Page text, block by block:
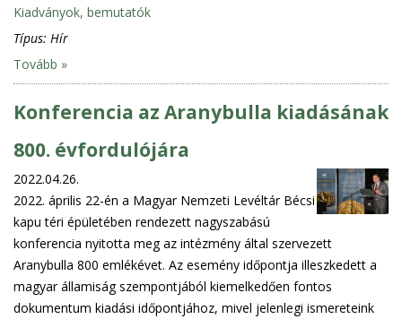
Kiadványok, bemutatók
Típus: Hír
Tovább »
Konferencia az Aranybulla kiadásának
800. évfordulójára
2022.04.26.
2022. április 22-én a Magyar Nemzeti Levéltár Bécsi
kapu téri épületében rendezett nagyszabású
konferencia nyitotta meg az intézmény által szervezett
Aranybulla 800 emlékévet. Az esemény időpontja illeszkedett a
magyar államiság szempontjából kiemelkedően fontos
dokumentum kiadási időpontjához, mivel jelenlegi ismereteink